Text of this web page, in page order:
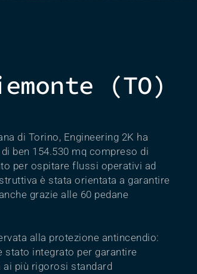
(TO)
di Torino, Engineering 2K ha
ben 154.530 mq compreso di
per ospitare flussi operativi ad
è stata orientata a garantire
grazie alle 60 pedane
alla protezione antincendio:
stato integrato per garantire
più rigorosi standard